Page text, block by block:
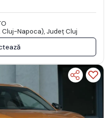
Napoca), Județ Cluj